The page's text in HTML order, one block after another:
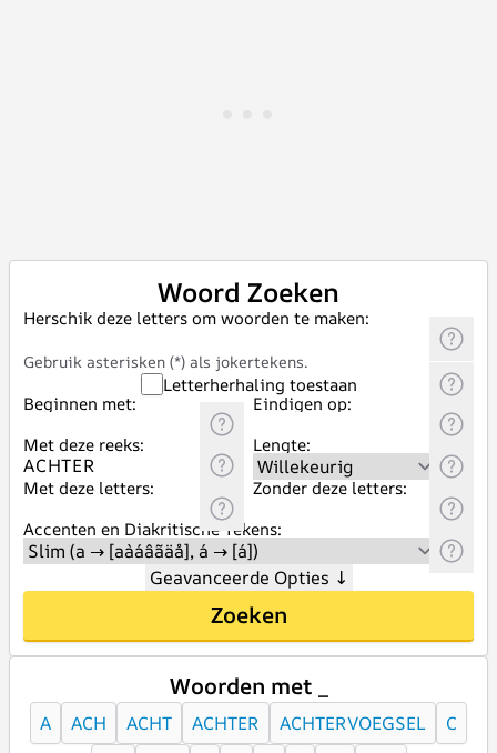
Woord Zoeken
Herschik deze letters om woorden te maken:
Gebruik asterisken (*) als jokertekens.
Letterherhaling toestaan
Beginnen met:
Eindigen op:
Met deze reeks:
Lengte:
Met deze letters:
Zonder deze letters:
Accenten en Diakritische Tekens:
Geavanceerde Opties ↓
Zoeken
Woorden met _
A ACH ACHT ACHTER ACHTERVOEGSEL C